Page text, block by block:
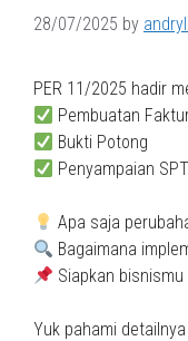
28/07/2025 by
PER 11/2025 hadir
Pembuatan
Bukti Potong
Penyampaian
Apa saja
Bagaimana
Siapkan
Yuk pahami